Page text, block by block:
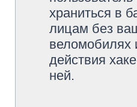
храниться в
лицам без
веломобилях
действия
ней.